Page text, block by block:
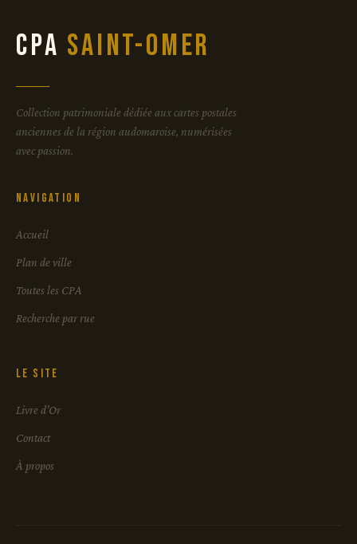
CPA Saint-Omer
Collection patrimoniale dédiée aux cartes postales
anciennes de la région audomaroise, numérisées
avec passion.
Navigation
Accueil
Plan de ville
Toutes les CPA
Recherche par rue
Le site
Livre d'Or
Contact
À propos